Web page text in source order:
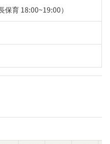
育 18:00~19:00）